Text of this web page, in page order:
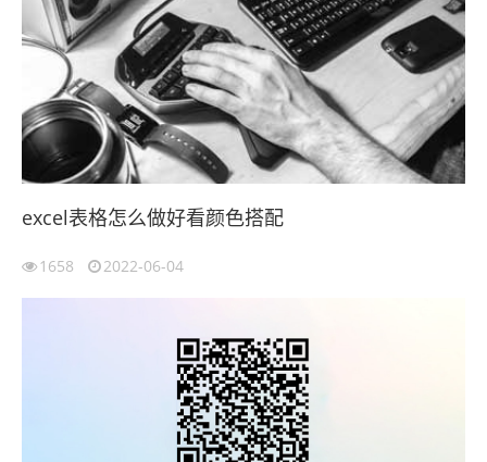
excel表格怎么做好看颜色搭配
1658 2022-06-04